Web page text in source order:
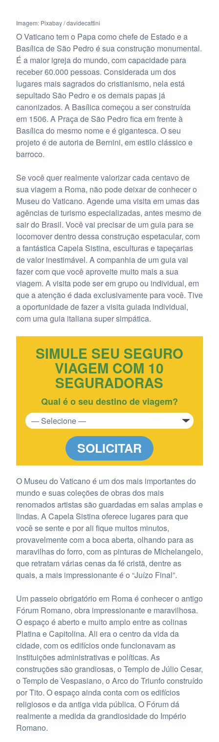
Imagem: Pixabay / davidecattini
O Vaticano tem o Papa como chefe de Estado e a
Basílica de São Pedro é sua construção monumental.
É a maior igreja do mundo, com capacidade para
receber 60.000 pessoas. Considerada um dos
lugares mais sagrados do cristianismo, nela está
sepultado São Pedro e os demais papas já
canonizados. A Basílica começou a ser construída
em 1506. A Praça de São Pedro fica em frente à
Basílica do mesmo nome e é gigantesca. O seu
projeto é de autoria de Bernini, em estilo clássico e
barroco.
Se você quer realmente valorizar cada centavo de
sua viagem a Roma, não pode deixar de conhecer o
Museu do Vaticano. Agende uma visita em umas das
agências de turismo especializadas, antes mesmo de
sair do Brasil. Você vai precisar de um guia para se
locomover dentro dessa construção espetacular, com
a fantástica Capela Sistina, esculturas e tapeçarias
de valor inestimável. A companhia de um guia vai
fazer com que você aproveite muito mais a sua
viagem. A visita pode ser em grupo ou individual, em
que a atenção é dada exclusivamente para você. Tive
a oportunidade de fazer a visita guiada individual,
com uma guia italiana super simpática.
SIMULE SEU SEGURO
VIAGEM COM 10
SEGURADORAS
Qual é o seu destino de viagem?
SOLICITAR
O Museu do Vaticano é um dos mais importantes do
mundo e suas coleções de obras dos mais
renomados artistas são guardadas em salas amplas e
lindas. A Capela Sistina oferece lugares para que
você se sente e por ali fique muitos minutos,
provavelmente com a boca aberta, olhando para as
maravilhas do forro, com as pinturas de Michelangelo,
que retratam várias cenas da fé cristã, dentre as
quais, a mais impressionante é o “Juízo Final”.
Um passeio obrigatório em Roma é conhecer o antigo
Fórum Romano, obra impressionante e maravilhosa.
O espaço é aberto e muito amplo entre as colinas
Platina e Capitolina. Ali era o centro da vida da
cidade, com os edifícios onde funcionavam as
instituições administrativas e políticas. As
construções são grandiosas, o Templo de Júlio Cesar,
o Templo de Vespasiano, o Arco do Triunfo construído
por Tito. O espaço ainda conta com os edifícios
religiosos e da antiga vida pública. O Fórum dá
realmente a medida da grandiosidade do Império
Romano.